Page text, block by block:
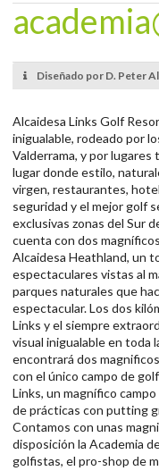
Diseñado por D. Peter
Alcaidesa Links Golf
inigualable, rodeado por
Valderrama, y por lugares
lugar donde estilo,
virgen, restaurantes,
seguridad y el mejor golf
exclusivas zonas del Sur
cuenta con dos
Alcaidesa Heathland, un
espectaculares vistas al
parques naturales que
espectacular. Los dos
Links y el siempre
visual inigualable en toda
encontrará dos
con el único campo de
Links, un magnífico
de prácticas con putting
Contamos con unas
disposición la Academia
golfistas, el pro-shop de